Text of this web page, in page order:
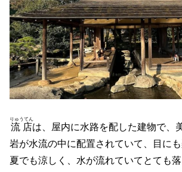
流店
りゅうてん
は、屋内に水路を配した建物で、
岩が水流の中に配置されていて、目にも
夏でも涼しく、水が流れていてとても落